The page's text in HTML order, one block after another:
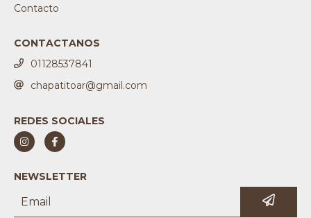
Contacto
CONTACTANOS
01128537841
chapatitoar@gmail.com
REDES SOCIALES
NEWSLETTER